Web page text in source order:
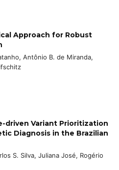
Approach for Robust
Antônio B. de Miranda,
driven Variant Prioritization
Diagnosis in the Brazilian
S. Silva, Juliana José, Rogério